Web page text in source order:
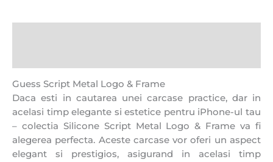
Guess Script Metal Logo & Frame
Daca esti in cautarea unei carcase practice, dar in
acelasi timp elegante si estetice pentru iPhone-ul tau
– colectia Silicone Script Metal Logo & Frame va fi
alegerea perfecta. Aceste carcase vor oferi un aspect
elegant si prestigios, asigurand in acelasi timp